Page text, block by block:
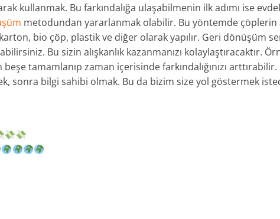
kullanmak. Bu farkındalığa ulaşabilmenin ilk adımı ise
metodundan yararlanmak olabilir. Bu yöntemde çöplerin
bio çöp, plastik ve diğer olarak yapılır. Geri dönüşüm
Bu sizin alışkanlık kazanmanızı kolaylaştıracaktır.
tamamlanıp zaman içerisinde farkındalığınızı
sonra bilgi sahibi olmak. Bu da bizim size yol göstermek